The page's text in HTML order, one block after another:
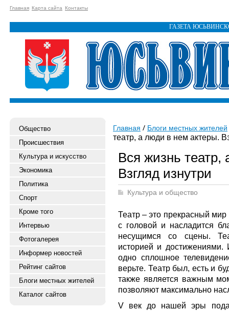
Главная Карта сайта Контакты
ГАЗЕТА
Общество
Происшествия
Культура и искусство
Экономика
Политика
Спорт
Кроме того
Интервью
Фотогалерея
Информер новостей
Рейтинг сайтов
Блоги местных жителей
Каталог сайтов
Главная Блоги местных жителей
театр, а люди в нем актеры.
Вся жизнь
Взгляд изнутри
Культура и общество
Театр – это прекрасный мир
с головой и насладится
несущимся со сцены.
историей и достижениями.
одно сплошное
верьте. Театр был, есть и
также является важным
позволяют максимально
V век до нашей эры